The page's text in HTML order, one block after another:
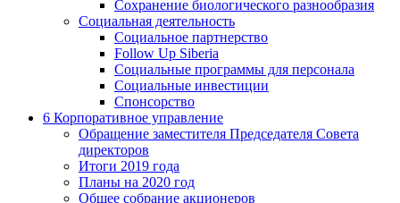
Сохранение биологического разнообразия
Социальная деятельность
Социальное партнерство
Follow Up Siberia
Социальные программы для персонала
Социальные инвестиции
Спонсорство
6 Корпоративное управление
Обращение заместителя Председателя Совета
директоров
Итоги 2019 года
Планы на 2020 год
Общее собрание акционеров